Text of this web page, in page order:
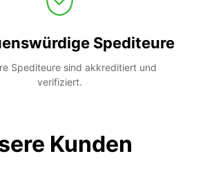
Spediteure
Spediteure sind akkreditiert und
verifiziert.
Kunden